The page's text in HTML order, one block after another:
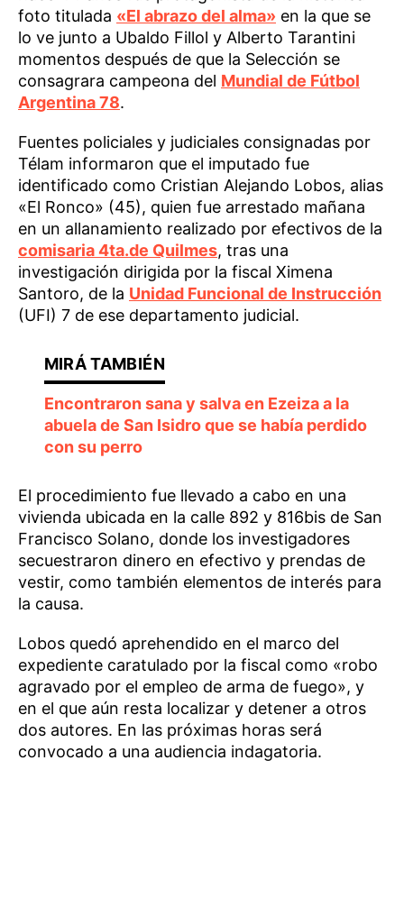
foto titulada «El abrazo del alma» en la que se
lo ve junto a Ubaldo Fillol y Alberto Tarantini
momentos después de que la Selección se
consagrara campeona del Mundial de Fútbol
Argentina 78.
Fuentes policiales y judiciales consignadas por
Télam informaron que el imputado fue
identificado como Cristian Alejando Lobos, alias
«El Ronco» (45), quien fue arrestado mañana
en un allanamiento realizado por efectivos de la
comisaria 4ta.de Quilmes, tras una
investigación dirigida por la fiscal Ximena
Santoro, de la Unidad Funcional de Instrucción
(UFI) 7 de ese departamento judicial.
Encontraron sana y salva en Ezeiza a la
abuela de San Isidro que se había perdido
con su perro
El procedimiento fue llevado a cabo en una
vivienda ubicada en la calle 892 y 816bis de San
Francisco Solano, donde los investigadores
secuestraron dinero en efectivo y prendas de
vestir, como también elementos de interés para
la causa.
Lobos quedó aprehendido en el marco del
expediente caratulado por la fiscal como «robo
agravado por el empleo de arma de fuego», y
en el que aún resta localizar y detener a otros
dos autores. En las próximas horas será
convocado a una audiencia indagatoria.